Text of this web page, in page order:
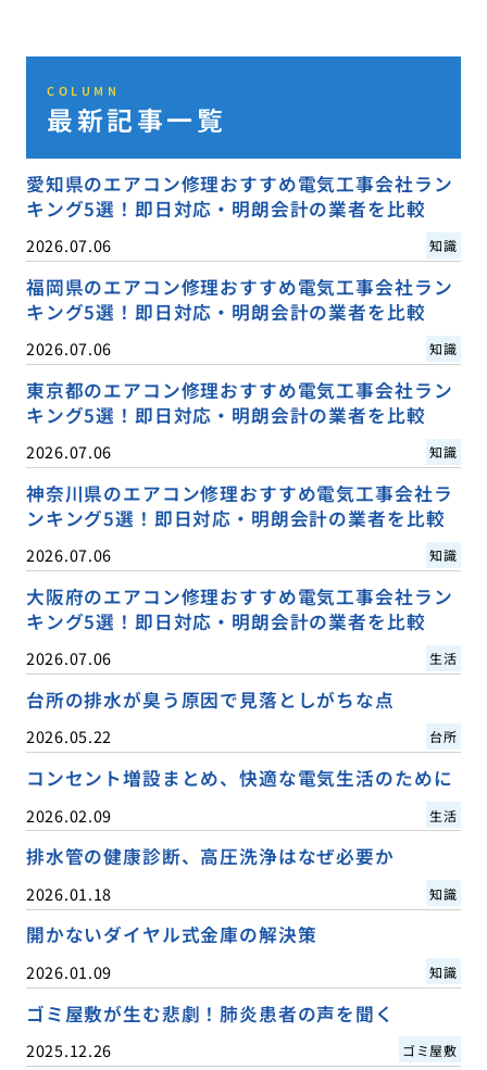
COLUMN
最新記事一覧
愛知県のエアコン修理おすすめ電気工事会社ラン
キング5選！即日対応・明朗会計の業者を比較
2026.07.06 知識
福岡県のエアコン修理おすすめ電気工事会社ラン
キング5選！即日対応・明朗会計の業者を比較
2026.07.06 知識
東京都のエアコン修理おすすめ電気工事会社ラン
キング5選！即日対応・明朗会計の業者を比較
2026.07.06 知識
神奈川県のエアコン修理おすすめ電気工事会社ラ
ンキング5選！即日対応・明朗会計の業者を比較
2026.07.06 知識
大阪府のエアコン修理おすすめ電気工事会社ラン
キング5選！即日対応・明朗会計の業者を比較
2026.07.06 生活
台所の排水が臭う原因で見落としがちな点
2026.05.22 台所
コンセント増設まとめ、快適な電気生活のために
2026.02.09 生活
排水管の健康診断、高圧洗浄はなぜ必要か
2026.01.18 知識
開かないダイヤル式金庫の解決策
2026.01.09 知識
ゴミ屋敷が生む悲劇！肺炎患者の声を聞く
2025.12.26 ゴミ屋敷